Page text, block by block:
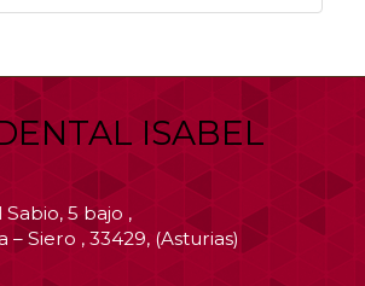
ISABEL
Sabio, 5 bajo ,
– Siero , 33429, (Asturias)